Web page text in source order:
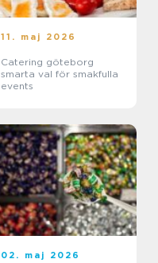
11. maj 2026
Catering göteborg
smarta val för smakfulla
events
02. maj 2026